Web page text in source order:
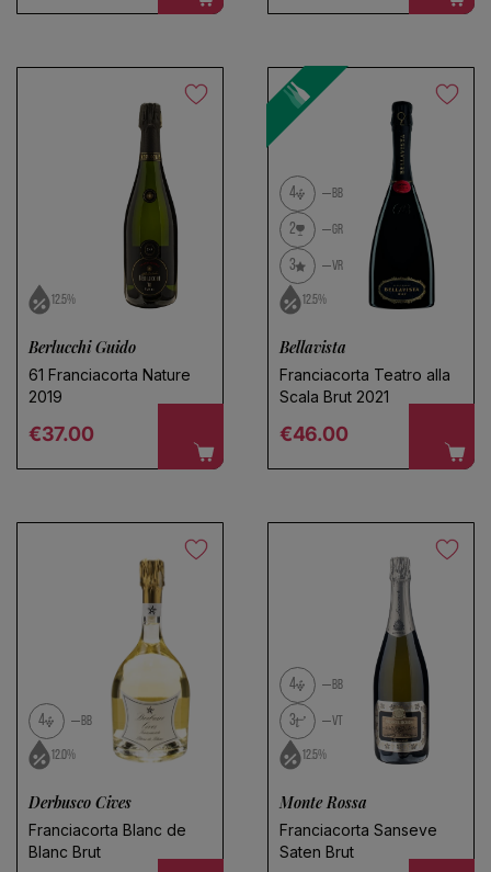
12.5%
Berlucchi Guido
61 Franciacorta Nature
2019
Regular price
€37.00
4 BB
2 GR
3 VR
12.5%
Bellavista
Franciacorta Teatro alla
Scala Brut 2021
Regular price
€46.00
4 BB
12.0%
Derbusco Cives
Franciacorta Blanc de
Blanc Brut
4 BB
3 VT
12.5%
Monte Rossa
Franciacorta Sanseve
Saten Brut